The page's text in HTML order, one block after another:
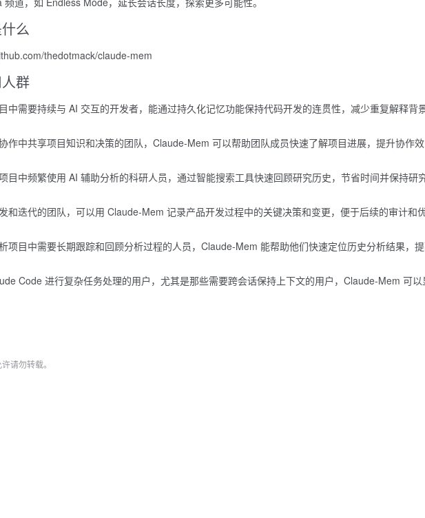
么
thedotmack/claude-mem
群
中需要持续与 AI 交互的开发者，能通过持久化记忆功能保持代码开发的连贯性，减少重复解释背
作中共享项目知识和决策的团队，Claude-Mem 可以帮助团队成员快速了解项目进展，提升协作效
目中频繁使用 AI 辅助分析的科研人员，通过智能搜索工具快速回顾研究历史，节省时间并保持研
和迭代的团队，可以用 Claude-Mem 记录产品开发过程中的关键决策和变更，便于后续的审计和
项目中需要长期跟踪和回顾分析过程的人员，Claude-Mem 能帮助他们快速定位历史分析结果，
Code 进行复杂任务处理的用户，尤其是那些需要跨会话保持上下文的用户，Claude-Mem 可以
请勿转载。